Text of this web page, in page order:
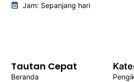
Tautan Cepat
Beranda
Jam: Sepanjang hari